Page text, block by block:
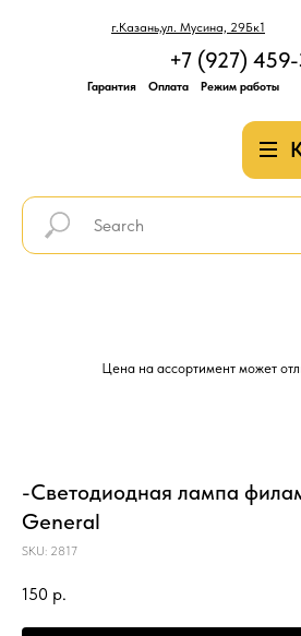
г.Казань,ул. Мусина, 29Бк1
+7 (927)
Гарантия Оплата Режим работы
Цена на ассортимент может
-Светодиодная лампа
General
SKU: 2817
150 р.